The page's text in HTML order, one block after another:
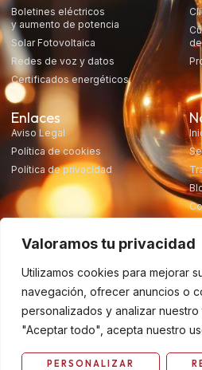
Valoramos tu privacidad
Utilizamos cookies para mejorar
navegación, ofrecer anuncios o
personalizados y analizar
"Aceptar todo", acepta nuestro
PERSONALIZAR
Boletines eléctricos
y aumento de potencia
Solar Fotovoltaica
Redes de voz y datos
Certificados energéticos
Enlaces
Aviso Legal
Política de cookies
Política de privacidad
Desarrollado por
Copyright 2024, Electec,